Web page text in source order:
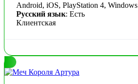
Android, iOS, PlayStation 4, Windows
Русский язык: Есть
Клиентская